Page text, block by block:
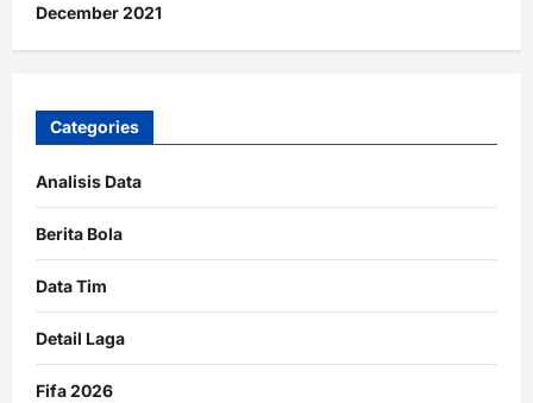
December 2021
Categories
Analisis Data
Berita Bola
Data Tim
Detail Laga
Fifa 2026